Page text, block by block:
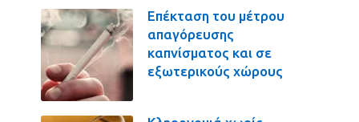
Επέκταση του μέτρου
απαγόρευσης
καπνίσματος και σε
εξωτερικούς χώρους